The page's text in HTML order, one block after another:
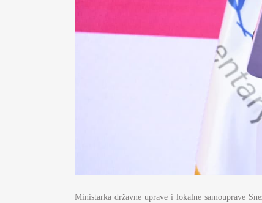
Ministarka državne uprave i lokalne samouprave